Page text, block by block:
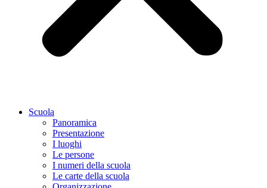
Scuola
Panoramica
Presentazione
I luoghi
Le persone
I numeri della scuola
Le carte della scuola